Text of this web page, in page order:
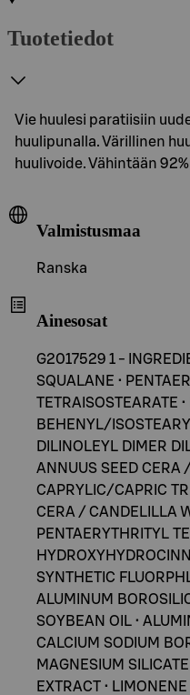
Tuotetiedot
Vie huulesi paratiisiin
huulipunalla. Värillinen
huulivoide. Vähintään
Valmistusmaa
Ranska
Ainesosat
G2017529 1 -
SQUALANE •
TETRAISOSTEARATE
BEHENYL/
DILINOLEYL DIMER
ANNUUS SEED CERA
CAPRYLIC/CAPRIC
CERA / CANDELILLA
PENTAERYTHRITYL
SYNTHETIC
ALUMINUM
SOYBEAN OIL •
CALCIUM SODIUM
MAGNESIUM
EXTRACT • LIMONENE